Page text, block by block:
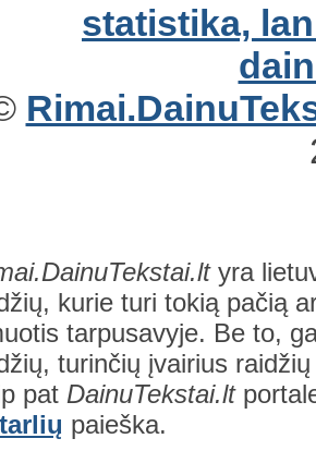
yra
kurie turi tokią pačią
tarpusavyje. Be to,
turinčių įvairius
pat DainuTekstai.lt
paieška.